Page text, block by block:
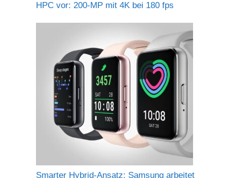
HPC vor: 200-MP mit 4K bei 180 fps
Smarter Hybrid-Ansatz: Samsung arbeitet